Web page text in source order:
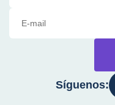
Síguenos: